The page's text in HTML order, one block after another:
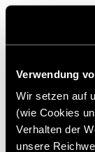
Verwendung
Wir setzen auf
(wie Cookies
Verhalten der
unsere